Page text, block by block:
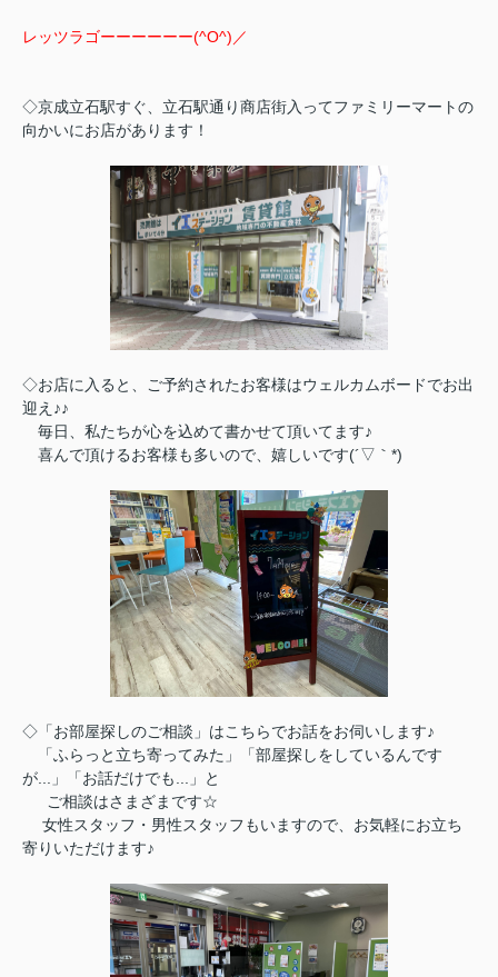
レッツラゴーーーーーー(^O^)／
◇京成立石駅すぐ、立石駅通り商店街入ってファミリーマートの
向かいにお店があります！
◇お店に入ると、ご予約されたお客様はウェルカムボードでお出
迎え♪♪
毎日、私たちが心を込めて書かせて頂いてます♪
喜んで頂けるお客様も多いので、嬉しいです(´▽｀*)
◇「お部屋探しのご相談」はこちらでお話をお伺いします♪
「ふらっと立ち寄ってみた」「部屋探しをしているんです
が...」「お話だけでも...」と
ご相談はさまざまです☆
女性スタッフ・男性スタッフもいますので、お気軽にお立ち
寄りいただけます♪